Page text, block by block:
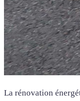
La rénovation